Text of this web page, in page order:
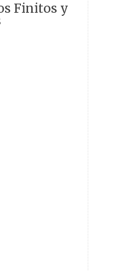
Finitos y